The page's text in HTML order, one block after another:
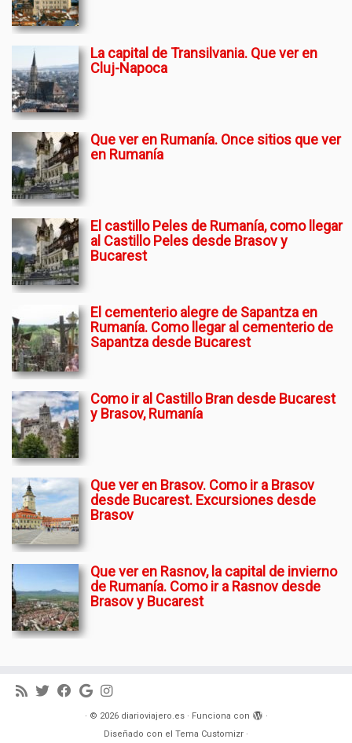
La capital de Transilvania. Que ver en
Cluj-Napoca
Que ver en Rumanía. Once sitios que ver
en Rumanía
El castillo Peles de Rumanía, como llegar
al Castillo Peles desde Brasov y
Bucarest
El cementerio alegre de Sapantza en
Rumanía. Como llegar al cementerio de
Sapantza desde Bucarest
Como ir al Castillo Bran desde Bucarest
y Brasov, Rumanía
Que ver en Brasov. Como ir a Brasov
desde Bucarest. Excursiones desde
Brasov
Que ver en Rasnov, la capital de invierno
de Rumanía. Como ir a Rasnov desde
Brasov y Bucarest
· © 2026 diarioviajero.es· Funciona con
·
Diseñado con el Tema Customizr ·